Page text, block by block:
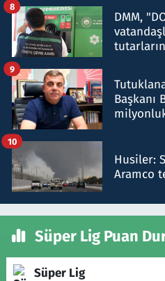
DMM,
8
Başkanı
9
Husiler:
Aramco
10
Süper Lig Puan
Süper Lig